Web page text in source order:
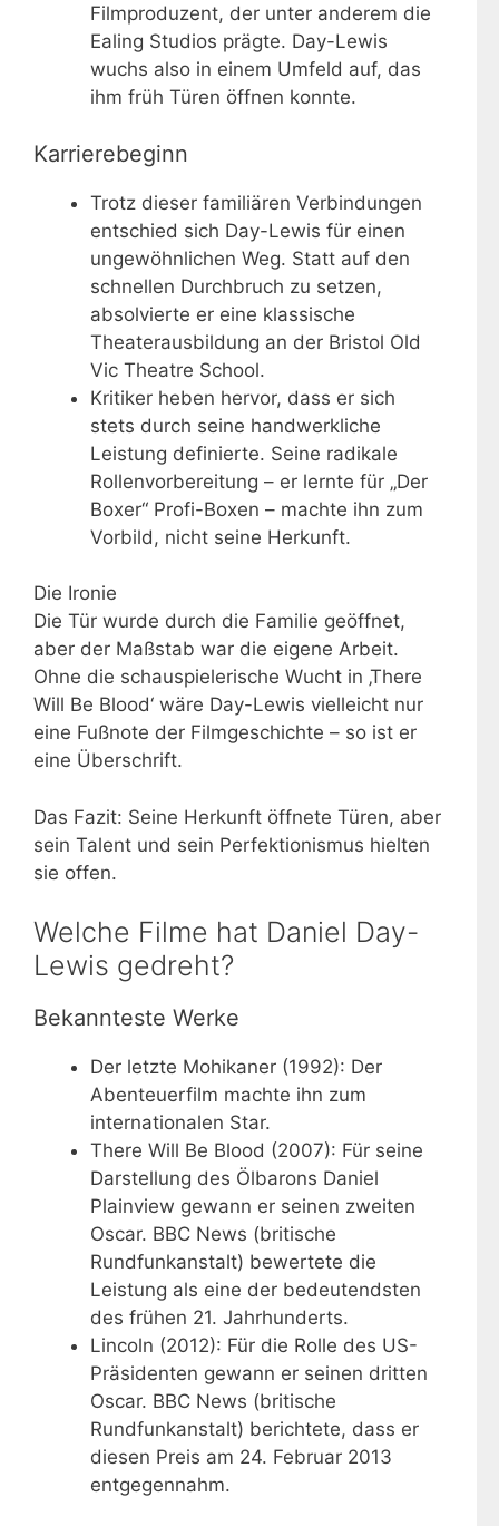
Filmproduzent, der unter anderem die
Ealing Studios prägte. Day-Lewis
wuchs also in einem Umfeld auf, das
ihm früh Türen öffnen konnte.
Karrierebeginn
Trotz dieser familiären Verbindungen
entschied sich Day-Lewis für einen
ungewöhnlichen Weg. Statt auf den
schnellen Durchbruch zu setzen,
absolvierte er eine klassische
Theaterausbildung an der Bristol Old
Vic Theatre School.
Kritiker heben hervor, dass er sich
stets durch seine handwerkliche
Leistung definierte. Seine radikale
Rollenvorbereitung – er lernte für „Der
Boxer“ Profi-Boxen – machte ihn zum
Vorbild, nicht seine Herkunft.
Die Ironie
Die Tür wurde durch die Familie geöffnet,
aber der Maßstab war die eigene Arbeit.
Ohne die schauspielerische Wucht in ‚There
Will Be Blood‘ wäre Day-Lewis vielleicht nur
eine Fußnote der Filmgeschichte – so ist er
eine Überschrift.
Das Fazit: Seine Herkunft öffnete Türen, aber
sein Talent und sein Perfektionismus hielten
sie offen.
Welche Filme hat Daniel Day-
Lewis gedreht?
Bekannteste Werke
Der letzte Mohikaner (1992): Der
Abenteuerfilm machte ihn zum
internationalen Star.
There Will Be Blood (2007): Für seine
Darstellung des Ölbarons Daniel
Plainview gewann er seinen zweiten
Oscar. BBC News (britische
Rundfunkanstalt) bewertete die
Leistung als eine der bedeutendsten
des frühen 21. Jahrhunderts.
Lincoln (2012): Für die Rolle des US-
Präsidenten gewann er seinen dritten
Oscar. BBC News (britische
Rundfunkanstalt) berichtete, dass er
diesen Preis am 24. Februar 2013
entgegennahm.